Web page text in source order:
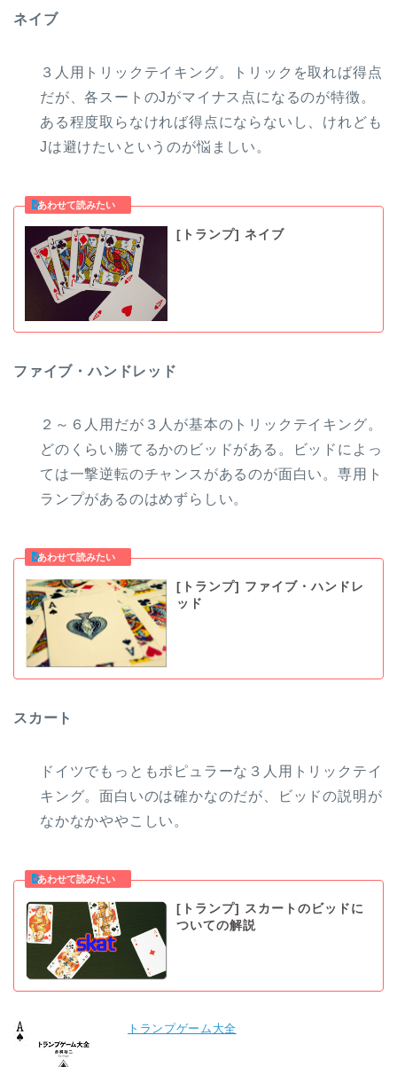
ネイブ
３人用トリックテイキング。トリックを取れば得点
だが、各スートのJがマイナス点になるのが特徴。
ある程度取らなければ得点にならないし、けれども
Jは避けたいというのが悩ましい。
[トランプ] ネイブ
ファイブ・ハンドレッド
２～６人用だが３人が基本のトリックテイキング。
どのくらい勝てるかのビッドがある。ビッドによっ
ては一撃逆転のチャンスがあるのが面白い。専用ト
ランプがあるのはめずらしい。
[トランプ] ファイブ・ハンドレ
ッド
スカート
ドイツでもっともポピュラーな３人用トリックテイ
キング。面白いのは確かなのだが、ビッドの説明が
なかなかややこしい。
[トランプ] スカートのビッドに
ついての解説
トランプゲーム大全